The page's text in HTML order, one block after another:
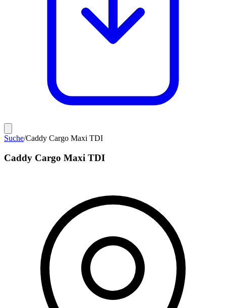
Suche/Caddy Cargo Maxi TDI
Caddy Cargo Maxi TDI